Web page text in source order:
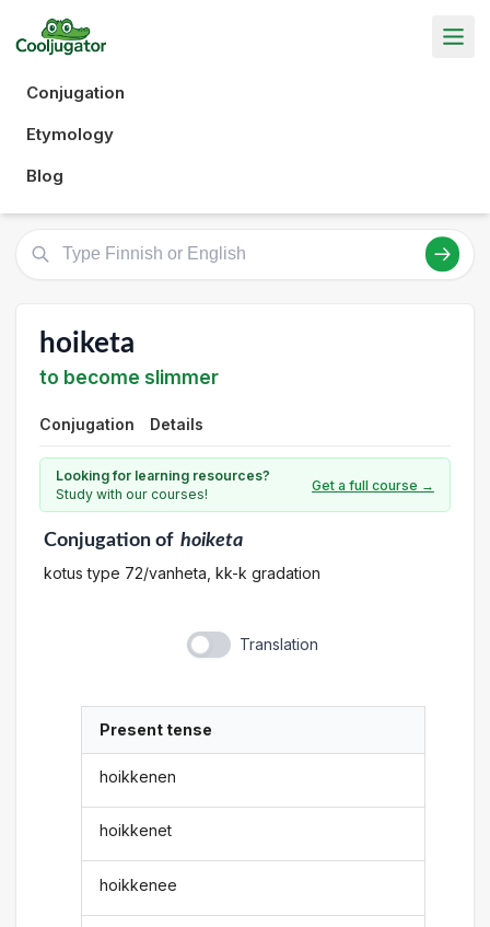
Conjugation
Etymology
Blog
hoiketa
to become slimmer
Conjugation Details
Looking for learning resources?
Study with our courses!
Get a full course →
Conjugationof hoiketa
kotus type 72/vanheta, kk-k gradation
Translation
Present tense
hoikkenen
hoikkenet
hoikkenee